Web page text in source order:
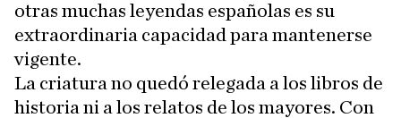
otras muchas leyendas españolas es su
extraordinaria capacidad para mantenerse
vigente.
La criatura no quedó relegada a los libros de
historia ni a los relatos de los mayores. Con